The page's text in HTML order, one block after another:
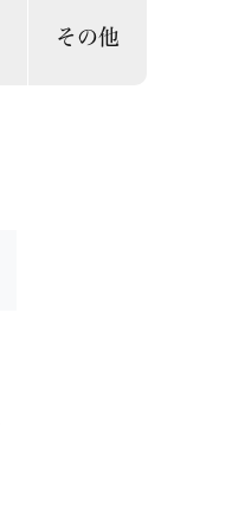
その他